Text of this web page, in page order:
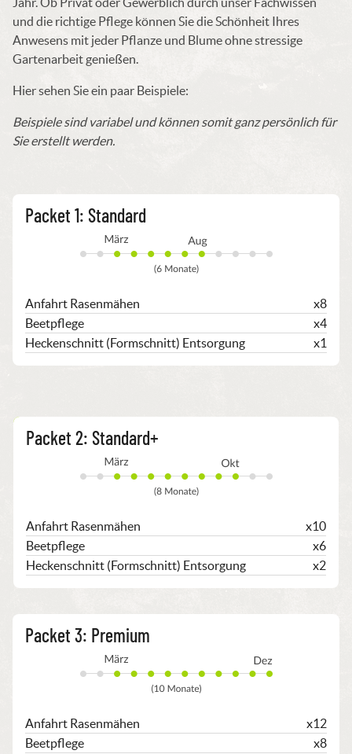
und die richtige Pflege können Sie die Schönheit Ihres
Anwesens mit jeder Pflanze und Blume ohne stressige
Gartenarbeit genießen.
Hier sehen Sie ein paar Beispiele:
Beispiele sind variabel und können somit ganz persönlich für
Sie erstellt werden.
Packet 1: Standard
Anfahrt Rasenmähen
x8
Beetpflege
x4
Heckenschnitt (Formschnitt) Entsorgung
x1
Beliebt
Packet 2: Standard+
Anfahrt Rasenmähen
x10
Beetpflege
x6
Heckenschnitt (Formschnitt) Entsorgung
x2
Packet 3: Premium
Anfahrt Rasenmähen
x12
Beetpflege
x8